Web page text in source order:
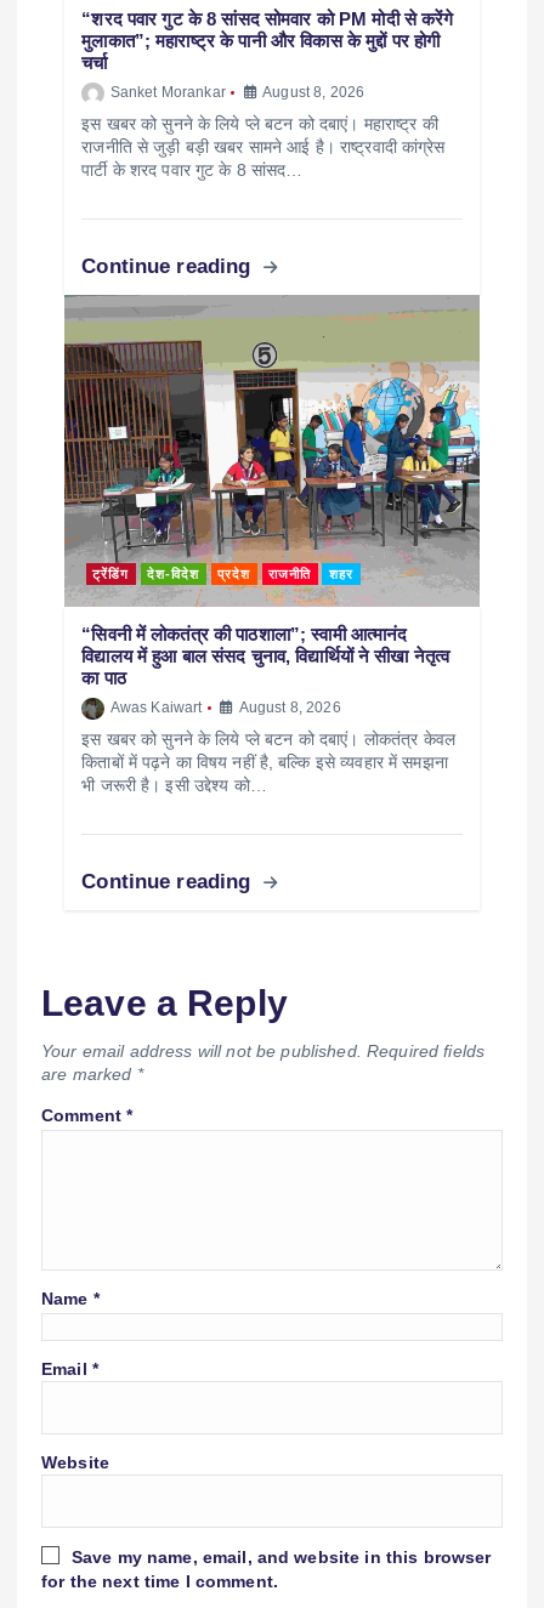
“शरद पवार गुट के 8 सांसद सोमवार को PM मोदी से करेंगे
मुलाकात”; महाराष्ट्र के पानी और विकास के मुद्दों पर होगी
चर्चा
Sanket Morankar August 8, 2026
इस खबर को सुनने के लिये प्ले बटन को दबाएं। महाराष्ट्र की
राजनीति से जुड़ी बड़ी खबर सामने आई है। राष्ट्रवादी कांग्रेस
पार्टी के शरद पवार गुट के 8 सांसद…
Continue reading
ट्रेंडिंग देश-विदेश प्रदेश राजनीति शहर
“सिवनी में लोकतंत्र की पाठशाला”; स्वामी आत्मानंद
विद्यालय में हुआ बाल संसद चुनाव, विद्यार्थियों ने सीखा नेतृत्व
का पाठ
Awas Kaiwart August 8, 2026
इस खबर को सुनने के लिये प्ले बटन को दबाएं। लोकतंत्र केवल
किताबों में पढ़ने का विषय नहीं है, बल्कि इसे व्यवहार में समझना
भी जरूरी है। इसी उद्देश्य को…
Continue reading
Leave a Reply
Your email address will not be published. Required fields
are marked *
Comment*
Name *
Email *
Website
Save my name, email, and website in this browser
for the next time I comment.